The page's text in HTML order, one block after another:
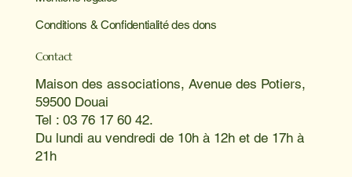
Conditions & Confidentialité des dons
Contact
Maison des associations, Avenue des Potiers,
59500 Douai
Tel : 03 76 17 60 42.
Du lundi au vendredi de 10h à 12h et de 17h à
21h